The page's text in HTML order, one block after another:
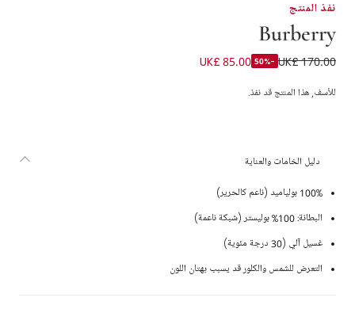
نفذ المنتج
Burberry
شورت سباحة بنقشة بربري لون أزرق للأولاد
UK£ 170.00
-50%
UK£ 85.00
للأسف, هذا المنتج قد نفذ.
دليل الخامات والعناية
100% بولياميد (ناعم كالحرير)
البطانة: 100% بوليستر (شبكة ناعمة)
غسيل آلي (30 درجة مئوية)
التعرض للشمس والكلور قد يسبب بهتان اللون